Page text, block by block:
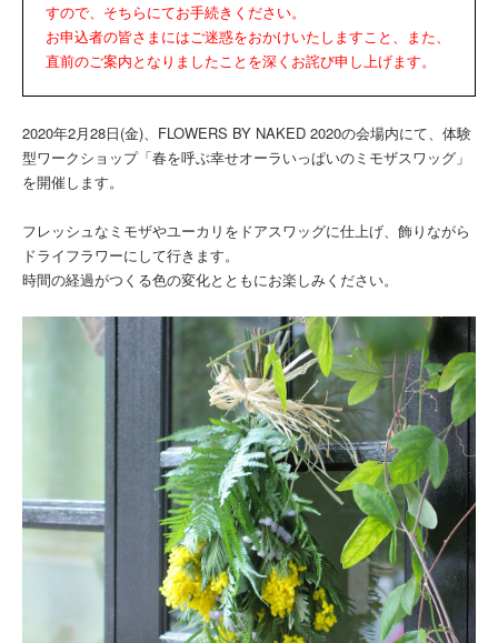
すので、そちらにてお手続きください。
お申込者の皆さまにはご迷惑をおかけいたしますこと、また、
直前のご案内となりましたことを深くお詫び申し上げます。
2020年2月28日(金)、FLOWERS BY NAKED 2020の会場内にて、体験
型ワークショップ「春を呼ぶ幸せオーラいっぱいのミモザスワッグ」
を開催します。
フレッシュなミモザやユーカリをドアスワッグに仕上げ、飾りながら
ドライフラワーにして行きます。
時間の経過がつくる色の変化とともにお楽しみください。